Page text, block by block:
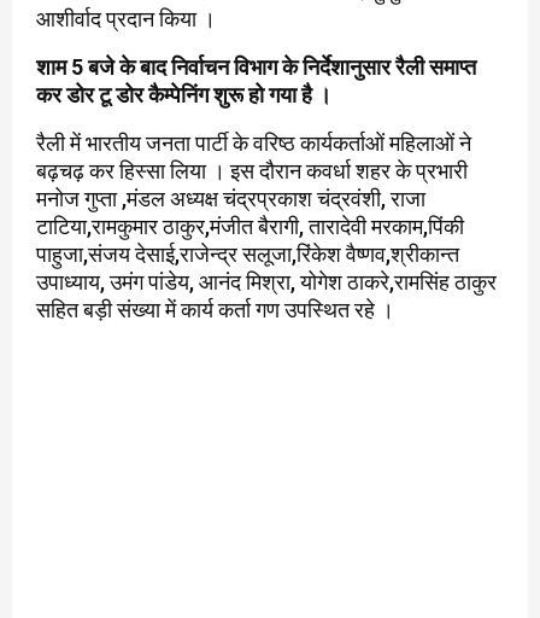
आशीर्वाद प्रदान किया ।
शाम 5 बजे के बाद निर्वाचन विभाग के निर्देशानुसार रैली समाप्त
कर डोर टू डोर कैम्पेनिंग शुरू हो गया है ।
रैली में भारतीय जनता पार्टी के वरिष्ठ कार्यकर्ताओं महिलाओं ने
बढ़चढ़ कर हिस्सा लिया । इस दौरान कवर्धा शहर के प्रभारी
मनोज गुप्ता ,मंडल अध्यक्ष चंद्रप्रकाश चंद्रवंशी, राजा
टाटिया,रामकुमार ठाकुर,मंजीत बैरागी, तारादेवी मरकाम,पिंकी
पाहुजा,संजय देसाई,राजेन्द्र सलूजा,रिंकेश वैष्णव,श्रीकान्त
उपाध्याय, उमंग पांडेय, आनंद मिश्रा, योगेश ठाकरे,रामसिंह ठाकुर
सहित बड़ी संख्या में कार्य कर्ता गण उपस्थित रहे ।